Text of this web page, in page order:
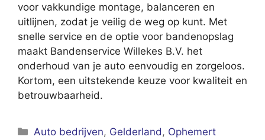
voor vakkundige montage, balanceren en
uitlijnen, zodat je veilig de weg op kunt. Met
snelle service en de optie voor bandenopslag
maakt Bandenservice Willekes B.V. het
onderhoud van je auto eenvoudig en zorgeloos.
Kortom, een uitstekende keuze voor kwaliteit en
betrouwbaarheid.
Categorieën
Auto bedrijven, Gelderland , Ophemert